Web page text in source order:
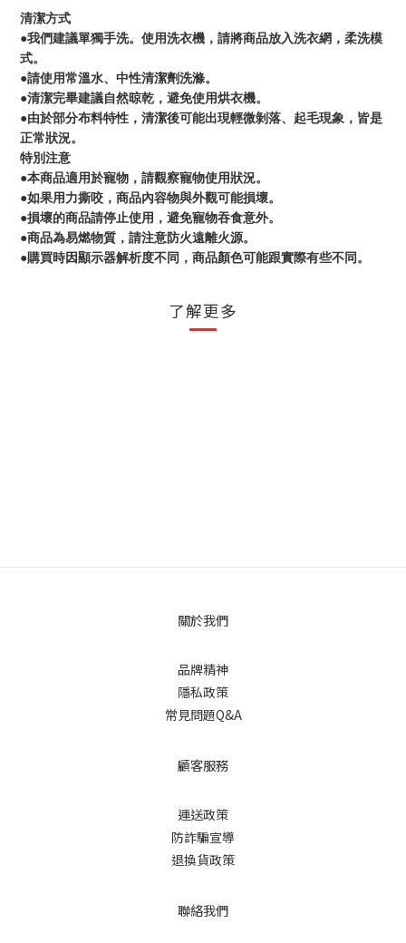
清潔方式
●我們建議單獨手洗。使用洗衣機，請將商品放入洗衣網，柔洗模
式。
●請使用常溫水、中性清潔劑洗滌。
●清潔完畢建議自然晾乾，避免使用烘衣機。
●由於部分布料特性，清潔後可能出現輕微剝落、起毛現象，皆是
正常狀況。
特別注意
●本商品適用於寵物，請觀察寵物使用狀況。
●如果用力撕咬，商品內容物與外觀可能損壞。
●損壞的商品請停止使用，避免寵物吞食意外。
●商品為易燃物質，請注意防火遠離火源。
●購買時因顯示器解析度不同，商品顏色可能跟實際有些不同。
了解更多
關於我們
品牌精神
隱私政策
常見問題Q&A
顧客服務
運送政策
防詐騙宣導
退換貨政策
聯絡我們